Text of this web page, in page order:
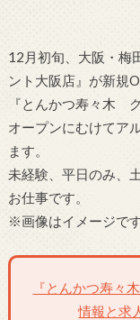
12月初旬、大阪・梅
ント大阪店』が新規
『とんかつ寿々木
オープンにむけてア
ます。
未経験、平日のみ、
お仕事です。
※画像はイメージです
『とんかつ寿々
情報と求